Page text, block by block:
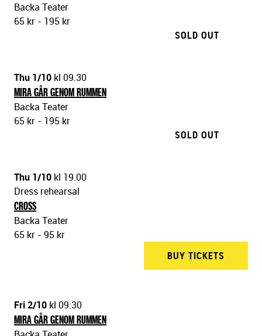
Backa Teater
65 kr - 195 kr
SOLD OUT
Thu 1/10 kl 09.30
MIRA GÅR GENOM RUMMEN
Backa Teater
65 kr - 195 kr
SOLD OUT
Thu 1/10 kl 19.00
Dress rehearsal
CROSS
Backa Teater
65 kr - 95 kr
BUY TICKETS
Fri 2/10 kl 09.30
MIRA GÅR GENOM RUMMEN